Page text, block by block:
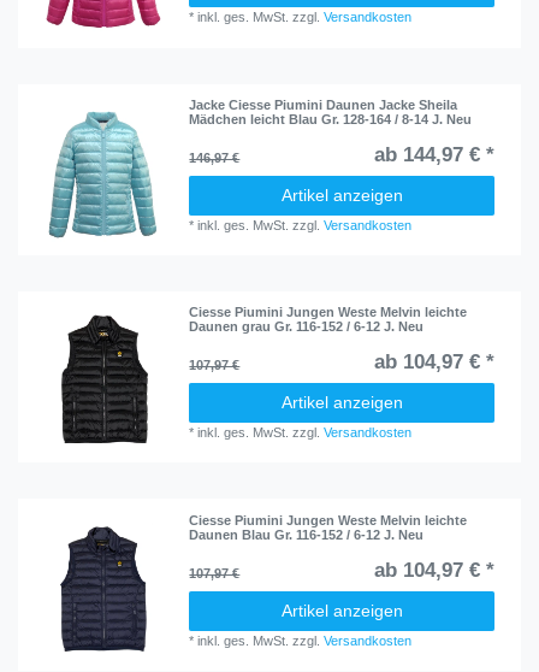
*inkl. ges. MwSt. zzgl.Versandkosten
Jacke Ciesse Piumini Daunen Jacke Sheila
Mädchen leicht Blau Gr. 128-164 / 8-14 J. Neu
146,97 € ab 144,97 € *
Artikel anzeigen
*inkl. ges. MwSt. zzgl.Versandkosten
Ciesse Piumini Jungen Weste Melvin leichte
Daunen grau Gr. 116-152 / 6-12 J. Neu
107,97 € ab 104,97 € *
Artikel anzeigen
*inkl. ges. MwSt. zzgl.Versandkosten
Ciesse Piumini Jungen Weste Melvin leichte
Daunen Blau Gr. 116-152 / 6-12 J. Neu
107,97 € ab 104,97 € *
Artikel anzeigen
*inkl. ges. MwSt. zzgl.Versandkosten